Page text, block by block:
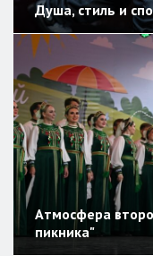
Душа, стиль и
Атмосфера
пикника"